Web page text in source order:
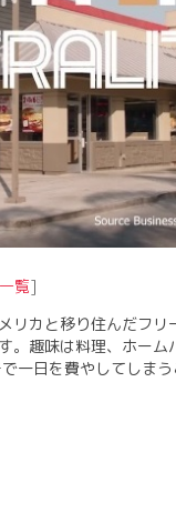
覧]
リカと移り住んだフ
。趣味は料理、ホー
一日を費やしてしまう